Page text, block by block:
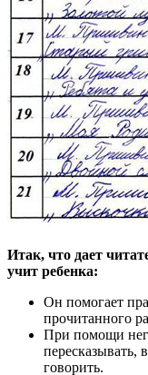
Итак, что дает
учит ребенка:
Он помогает
прочитанного
При помощи
пересказывать,
говорить.